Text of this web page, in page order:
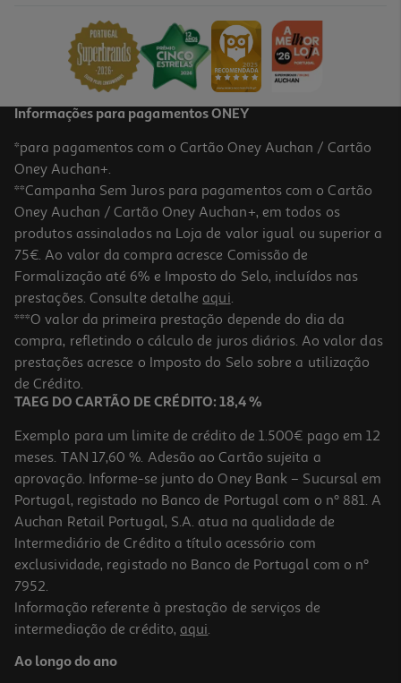
Informações para pagamentos ONEY
*para pagamentos com o Cartão Oney Auchan / Cartão
Oney Auchan+.
**Campanha Sem Juros para pagamentos com o Cartão
Oney Auchan / Cartão Oney Auchan+, em todos os
produtos assinalados na Loja de valor igual ou superior a
75€. Ao valor da compra acresce Comissão de
Formalização até 6% e Imposto do Selo, incluídos nas
prestações. Consulte detalhe aqui.
***O valor da primeira prestação depende do dia da
compra, refletindo o cálculo de juros diários. Ao valor das
prestações acresce o Imposto do Selo sobre a utilização
de Crédito.
TAEG DO CARTÃO DE CRÉDITO: 18,4 %
Exemplo para um limite de crédito de 1.500€ pago em 12
meses. TAN 17,60 %. Adesão ao Cartão sujeita a
aprovação. Informe-se junto do Oney Bank – Sucursal em
Portugal, registado no Banco de Portugal com o nº 881. A
Auchan Retail Portugal, S.A. atua na qualidade de
Intermediário de Crédito a título acessório com
exclusividade, registado no Banco de Portugal com o nº
7952.
Informação referente à prestação de serviços de
intermediação de crédito, aqui.
Ao longo do ano